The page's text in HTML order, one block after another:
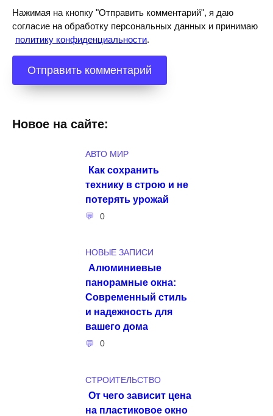
Нажимая на кнопку "Отправить комментарий", я даю
согласие на обработку персональных данных и принимаю
политику конфиденциальности.
Новое на сайте:
АВТО МИР
Как сохранить
технику в строю и не
потерять урожай
0
НОВЫЕ ЗАПИСИ
Алюминиевые
панорамные окна:
Современный стиль
и надежность для
вашего дома
0
СТРОИТЕЛЬСТВО
От чего зависит цена
на пластиковое окно